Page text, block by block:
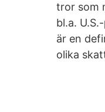
tror som
bl.a.
är en
olika